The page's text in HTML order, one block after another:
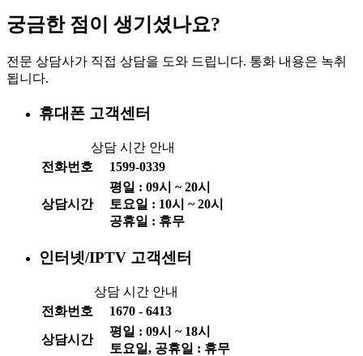
궁금한 점이 생기셨나요?
전문 상담사가 직접 상담을 도와 드립니다. 통화 내용은 녹취
됩니다.
휴대폰 고객센터
상담 시간 안내
전화번호
1599-0339
상담시간
평일 : 09시 ~20시
토요일 : 10시 ~20시
공휴일 : 휴무
인터넷/IPTV 고객센터
상담 시간 안내
전화번호
1670 - 6413
상담시간
평일 : 09시 ~ 18시
토요일, 공휴일 : 휴무